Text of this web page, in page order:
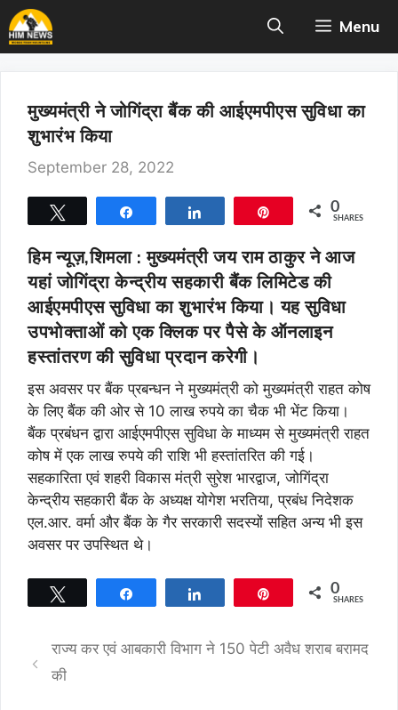
Skip
to
content
Menu
मुख्यमंत्री ने जोगिंद्रा बैंक की आईएमपीएस सुविधा का
शुभारंभ किया
September 28, 2022
0
SHARES
हिम न्यूज़,शिमला : मुख्यमंत्री जय राम ठाकुर ने आज
यहां जोगिंद्रा केन्द्रीय सहकारी बैंक लिमिटेड की
आईएमपीएस सुविधा का शुभारंभ किया। यह सुविधा
उपभोक्ताओं को एक क्लिक पर पैसे के ऑनलाइन
हस्तांतरण की सुविधा प्रदान करेगी।
इस अवसर पर बैंक प्रबन्धन ने मुख्यमंत्री को मुख्यमंत्री राहत कोष
के लिए बैंक की ओर से 10 लाख रुपये का चैक भी भेंट किया।
बैंक प्रबंधन द्वारा आईएमपीएस सुविधा के माध्यम से मुख्यमंत्री राहत
कोष में एक लाख रुपये की राशि भी हस्तांतरित की गई।
सहकारिता एवं शहरी विकास मंत्री सुरेश भारद्वाज, जोगिंद्रा
केन्द्रीय सहकारी बैंक के अध्यक्ष योगेश भरतिया, प्रबंध निदेशक
एल.आर. वर्मा और बैंक के गैर सरकारी सदस्यों सहित अन्य भी इस
अवसर पर उपस्थित थे।
0
SHARES
राज्य कर एवं आबकारी विभाग ने 150 पेटी अवैध शराब बरामद
की